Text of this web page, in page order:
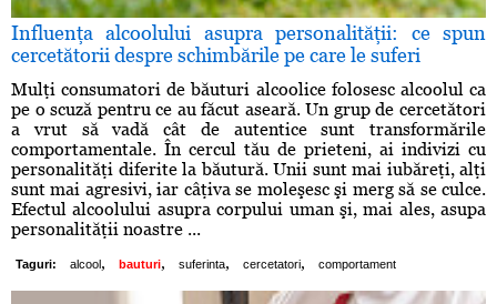
Influenţa alcoolului asupra personalităţii: ce spun
cercetătorii despre schimbările pe care le suferi
Mulţi consumatori de băuturi alcoolice folosesc alcoolul ca
pe o scuză pentru ce au făcut aseară. Un grup de cercetători
a vrut să vadă cât de autentice sunt transformările
comportamentale. În cercul tău de prieteni, ai indivizi cu
personalităţi diferite la băutură. Unii sunt mai iubăreţi, alţi
sunt mai agresivi, iar câţiva se moleşesc şi merg să se culce.
Efectul alcoolului asupra corpului uman şi, mai ales, asupa
personalităţii noastre ...
Taguri: alcool , bauturi, suferinta, cercetatori, comportament